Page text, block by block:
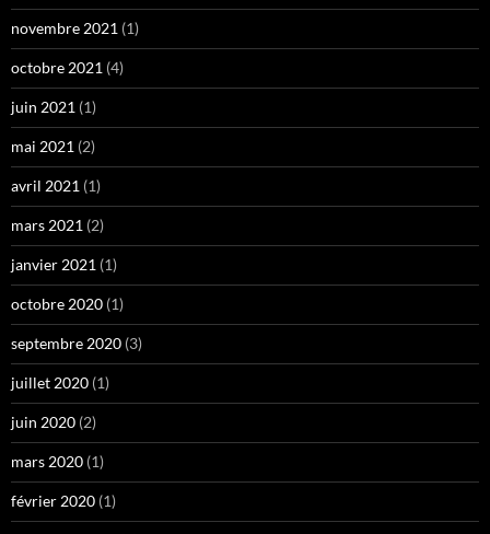
novembre 2021 (1)
octobre 2021 (4)
juin 2021 (1)
mai 2021 (2)
avril 2021 (1)
mars 2021 (2)
janvier 2021 (1)
octobre 2020 (1)
septembre 2020 (3)
juillet 2020 (1)
juin 2020 (2)
mars 2020 (1)
février 2020 (1)